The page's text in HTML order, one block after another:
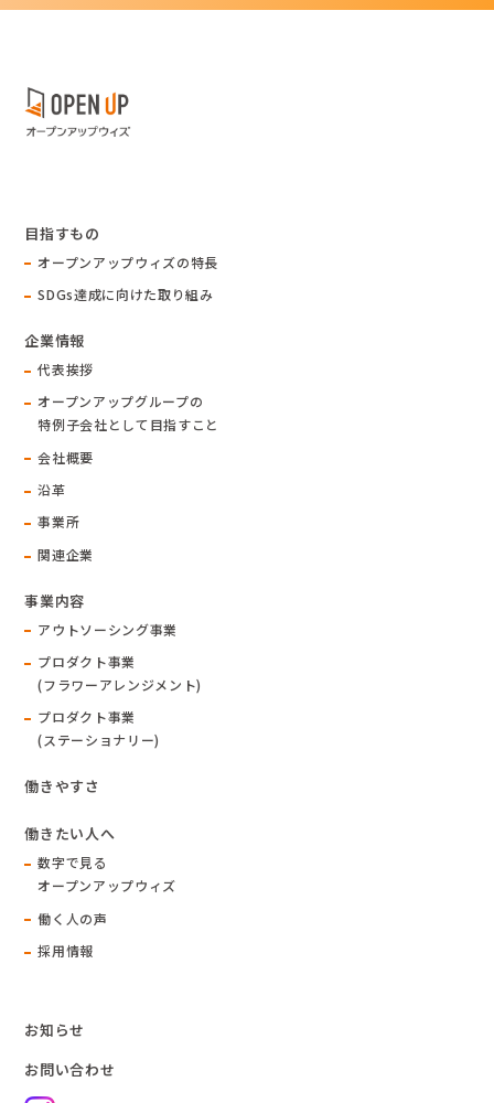
目指すもの
オープンアップウィズの特長
SDGs達成に向けた取り組み
企業情報
代表挨拶
オープンアップグループの
特例子会社として目指すこと
会社概要
沿革
事業所
関連企業
事業内容
アウトソーシング事業
プロダクト事業
(フラワーアレンジメント)
プロダクト事業
(ステーショナリー)
働きやすさ
働きたい人へ
数字で見る
オープンアップウィズ
働く人の声
採用情報
お知らせ
お問い合わせ